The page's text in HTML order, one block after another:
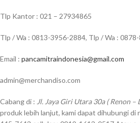
Tlp Kantor : 021 – 27934865
Tlp / Wa : 0813-3956-2884, Tlp / Wa :
Email : pancamitraindonesia@gmail.com
admin@merchandiso.com
Cabang di : Jl. Jaya Giri Utara 30a ( Renon –
produk lebih lanjut, kami dapat dihubungi di